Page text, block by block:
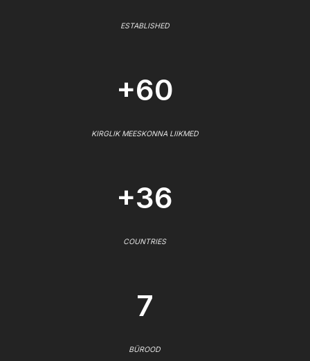
ESTABLISHED
+60
KIRGLIK MEESKONNA LIIKMED
+36
COUNTRIES
7
BÜROOD